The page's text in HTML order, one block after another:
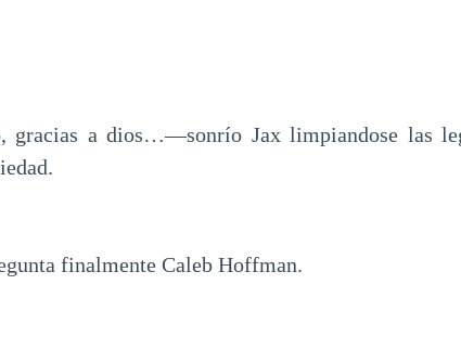
gracias a dios…—sonrío Jax limpiandose las
finalmente Caleb Hoffman.